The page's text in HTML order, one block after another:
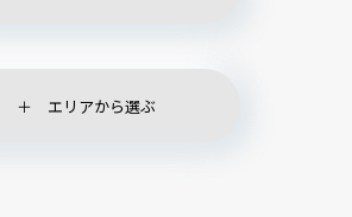
エリアから選ぶ